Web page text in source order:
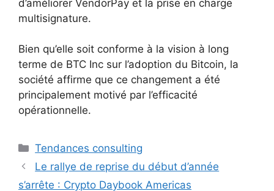
d’améliorer VendorPay et la prise en charge
multisignature.
Bien qu’elle soit conforme à la vision à long
terme de BTC Inc sur l’adoption du Bitcoin, la
société affirme que ce changement a été
principalement motivé par l’efficacité
opérationnelle.
Catégories
Tendances consulting
Le rallye de reprise du début d’année
s’arrête : Crypto Daybook Americas